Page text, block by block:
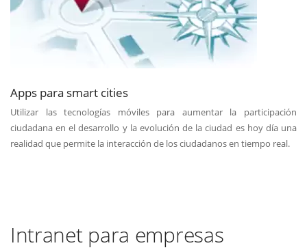
Apps para smart cities
Utilizar las tecnologías móviles para aumentar la participación
ciudadana en el desarrollo y la evolución de la ciudad es hoy día una
realidad que permite la interacción de los ciudadanos en tiempo real.
Intranet para empresas